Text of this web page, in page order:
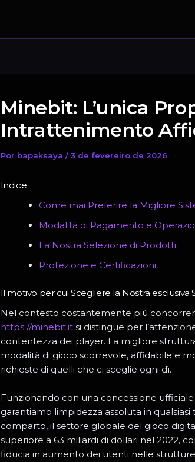
Minebit: L’unica
Intrattenimento
Por bapaksaya /3 de fevereiro de 2026
Indice
Come mai Preferire la Migliore
Modalità di Pagamento e
La Nostra Selezione di Prodotti
Protezione e Certificazioni
Il motivo per cui Scegliere la Nostra esclusiva
Nel contesto costantemente più
https://minebit.itsi distingue per
contentezza dei player. La migliore
modalità di gioco scorrevole, affidabile e
richieste di quelli che ci sceglie ogni dì.
Funzionando con una concessione
garantiamo limpidezza assoluta in
comparto, il settore globale del gioco
superiore a 63 miliardi di dollari nel 2022,
fiducia in aumento dei utenti nelle